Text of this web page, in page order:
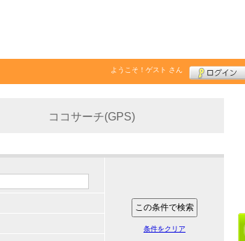
ようこそ！ ゲスト さん
ココサーチ(GPS)
条件をクリア